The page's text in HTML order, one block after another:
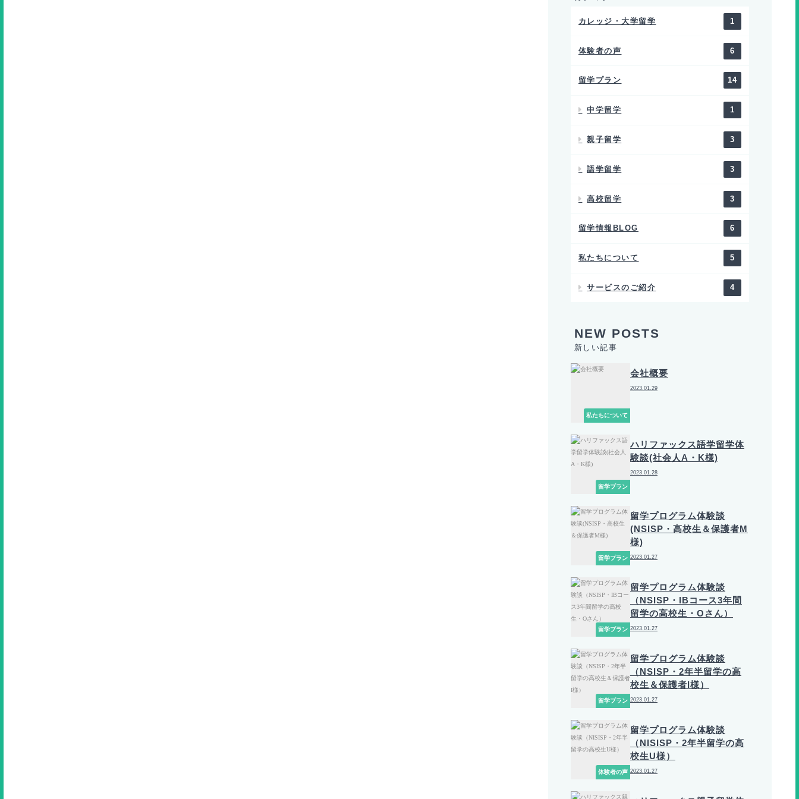
カレッジ・大学留学 1
体験者の声 6
留学プラン 14
中学留学 1
親子留学 3
語学留学 3
高校留学 3
留学情報BLOG 6
私たちについて 5
サービスのご紹介 4
新しい記事
私たちについて
会社概要
2023.01.29
留学プラン
ハリファックス語学留学体
験談(社会人A・K様)
2023.01.28
留学プラン
留学プログラム体験談
(NSISP・高校生＆保護者M
様)
2023.01.27
留学プラン
留学プログラム体験談
（NSISP・IBコース3年間
留学の高校生・Oさん）
2023.01.27
留学プラン
留学プログラム体験談
（NSISP・2年半留学の高
校生＆保護者I様）
2023.01.27
体験者の声
留学プログラム体験談
（NISISP・2年半留学の高
校生U様）
2023.01.27